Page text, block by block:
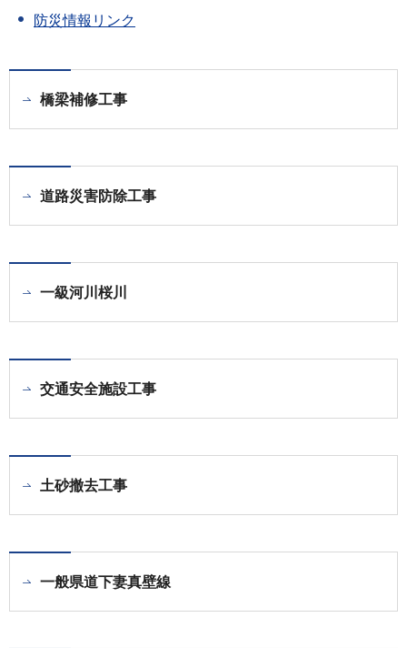
防災情報リンク
橋梁補修工事
道路災害防除工事
一級河川桜川
交通安全施設工事
土砂撤去工事
一般県道下妻真壁線